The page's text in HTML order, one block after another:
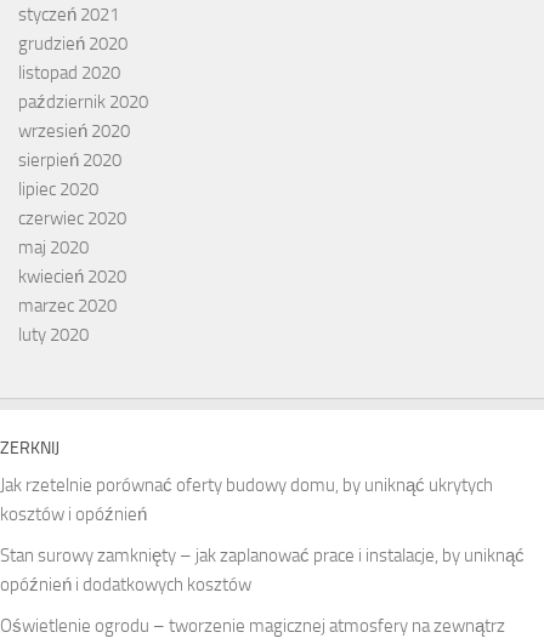
styczeń 2021
grudzień 2020
listopad 2020
październik 2020
wrzesień 2020
sierpień 2020
lipiec 2020
czerwiec 2020
maj 2020
kwiecień 2020
marzec 2020
luty 2020
ZERKNIJ
Jak rzetelnie porównać oferty budowy domu, by uniknąć ukrytych
kosztów i opóźnień
Stan surowy zamknięty – jak zaplanować prace i instalacje, by uniknąć
opóźnień i dodatkowych kosztów
Oświetlenie ogrodu – tworzenie magicznej atmosfery na zewnątrz